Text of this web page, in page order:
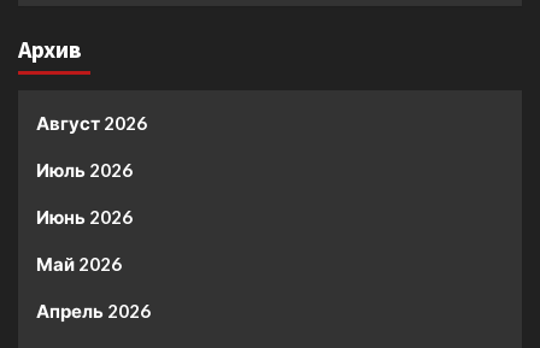
Архив
Август 2026
Июль 2026
Июнь 2026
Май 2026
Апрель 2026